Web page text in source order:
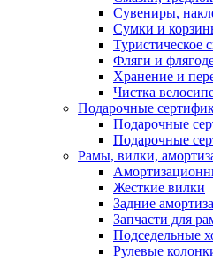
Сувениры,
Сумки и
Туристическое
Фляги и
Хранение и
Чистка
Подарочные
Подарочные
Подарочные
Рамы, вилки,
Жесткие вилки
Задние
Запчасти для
Подседельные
Рулевые